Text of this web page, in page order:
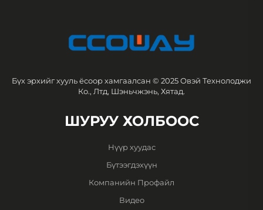
Бүх эрхийг хууль ёсоор хамгаалсан © 2025 Овэй Технолоджи
Ко., Лтд, Шэньчжэнь, Хятад.
ШУРУУ ХОЛБООС
Нүүр хуудас
Бүтээгдэхүүн
Компанийн Профайл
Видео